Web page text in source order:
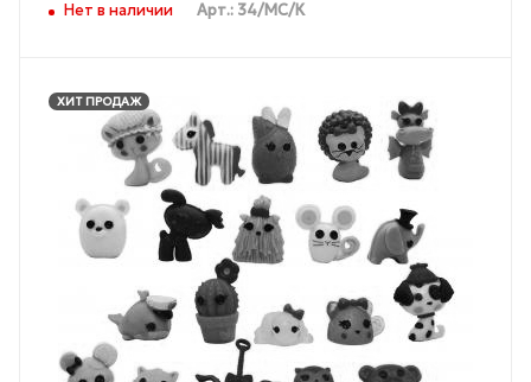
Нет в наличии Арт.: 34/МС/К
ХИТ ПРОДАЖ